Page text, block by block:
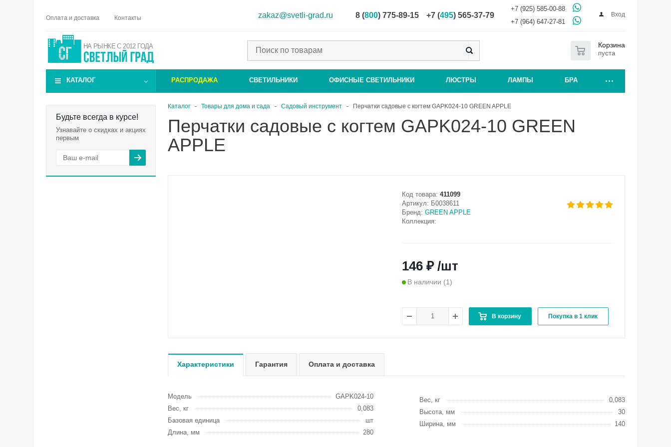
Оплата и доставка Контакты zakaz@svetli-grad.ru 8 (800) 775-89-15 +7 (495) 565-37-79
+7 (925) 585-00-88
+7 (964) 647-27-81
Вход
НА РЫНКЕ С 2012 ГОДА Корзина
пуста
КАТАЛОГ РАСПРОДАЖА СВЕТИЛЬНИКИ ОФИСНЫЕ СВЕТИЛЬНИКИ ЛЮСТРЫ ЛАМПЫ БРА
Будьте всегда в курсе!
Узнавайте о скидках и акциях
первым
Каталог - Товары для дома и сада - Садовый инструмент - Перчатки садовые с когтем GAPK024-10 GREEN APPLE
Перчатки садовые с когтем GAPK024-10 GREEN
APPLE
Код товара: 411099
Артикул: Б0038611
Бренд: GREEN APPLE
Коллекция:
146 ₽ /шт
В наличии (1)
В корзину Покупка в 1 клик
Характеристики Гарантия Оплата и доставка
Модель
GAPK024-10
Вес, кг
0,083
Базовая единица
шт
Длина, мм
280
Вес, кг
0,083
Высота, мм
30
Ширина, мм
140